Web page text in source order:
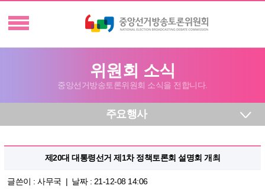
위원회 소식
중앙선거방송토론위원회 소식을 전합니다.
주요행사
제20대 대통령선거 제1차 정책토론회 설명회 개최
글쓴이 : 사무국 | 날짜 : 21-12-08 14:06